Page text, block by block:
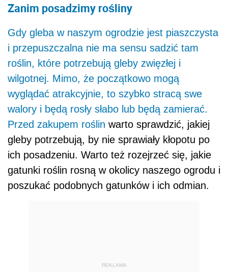
Zanim posadzimy rośliny
Gdy gleba w naszym ogrodzie jest piaszczysta
i przepuszczalna nie ma sensu sadzić tam
roślin, które potrzebują gleby zwięzłej i
wilgotnej. Mimo, że początkowo mogą
wyglądać atrakcyjnie, to szybko stracą swe
walory i będą rosły słabo lub będą zamierać.
Przed zakupem roślin warto sprawdzić, jakiej
gleby potrzebują, by nie sprawiały kłopotu po
ich posadzeniu. Warto też rozejrzeć się, jakie
gatunki roślin rosną w okolicy naszego ogrodu i
poszukać podobnych gatunków i ich odmian.
REKLAMA